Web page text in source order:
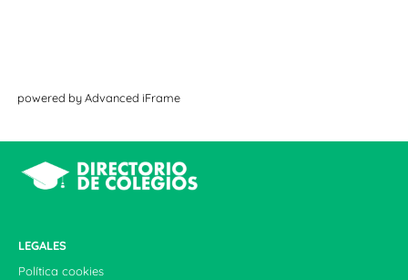
powered by Advanced iFrame
LEGALES
Política cookies